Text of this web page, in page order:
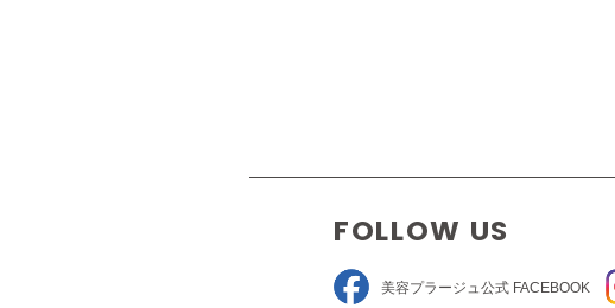
FOLLOW US
美容プラージュ 公式 FACEBOOK